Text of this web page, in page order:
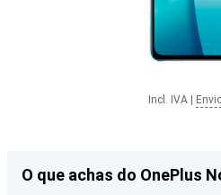
Incl. IVA
O que achas do OnePlus